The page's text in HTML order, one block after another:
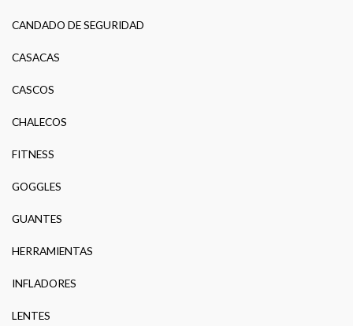
CANDADO DE SEGURIDAD
CASACAS
CASCOS
CHALECOS
FITNESS
GOGGLES
GUANTES
HERRAMIENTAS
INFLADORES
LENTES